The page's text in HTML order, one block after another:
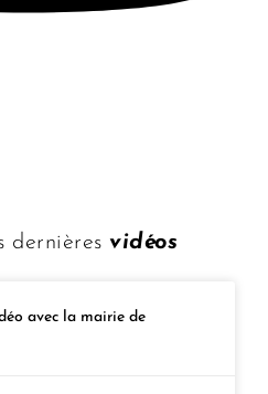
dernières vidéos
avec la mairie de